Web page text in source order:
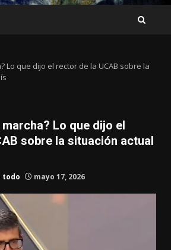
Lo que dijo el rector de la UCAB sobre la
Lo que dijo el
sobre la situación actual
todo mayo 17, 2026